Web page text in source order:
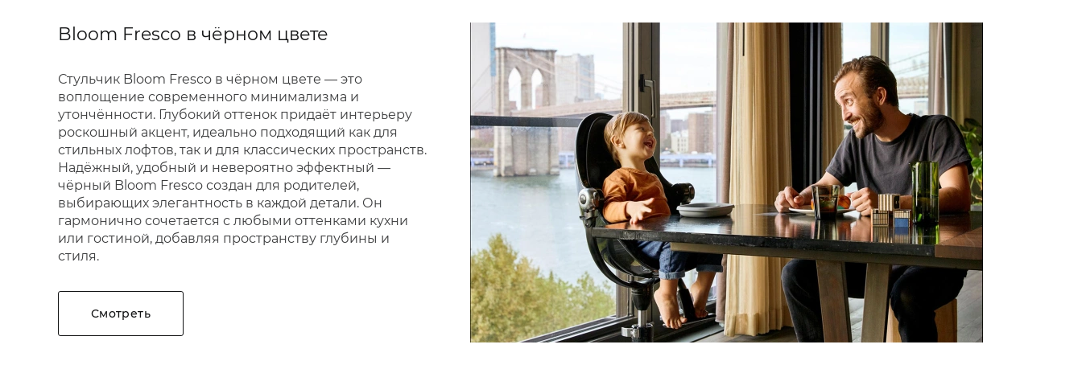
Bloom Fresco в чёрном цвете
Стульчик Bloom Fresco в чёрном цвете — это
воплощение современного минимализма и
утончённости. Глубокий оттенок придаёт интерьеру
роскошный акцент, идеально подходящий как для
стильных лофтов, так и для классических пространств.
Надёжный, удобный и невероятно эффектный —
чёрный Bloom Fresco создан для родителей,
выбирающих элегантность в каждой детали. Он
гармонично сочетается с любыми оттенками кухни
или гостиной, добавляя пространству глубины и
стиля.
Смотреть